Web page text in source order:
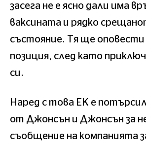
засега не е ясно дали има
ваксината и рядко
състояние. Тя ще оповести
позиция, след като
си.
Наред с това ЕК е
от Джонсън и Джонсън за
съобщение на компанията